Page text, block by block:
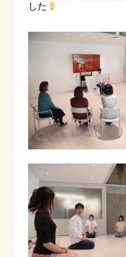
した